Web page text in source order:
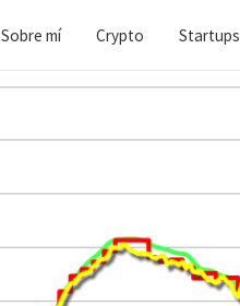
Sobre mí Crypto Startups